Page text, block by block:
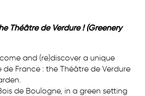
Théâtre de Verdure !(Greenery
and (re)discover a unique
de France : the Théâtre de Verdure
de Boulogne, in a green setting